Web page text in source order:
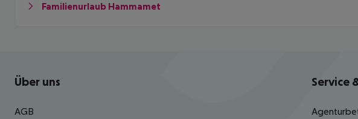
Familienurlaub Hammamet
Footer navigation
Über uns
AGB
Service